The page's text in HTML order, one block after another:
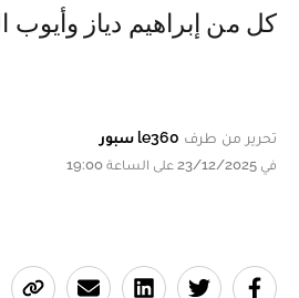
كل من إبراهيم دياز وأيوب
تحرير من طرف le360 سبور
في 23/12/2025 على الساعة 19:00